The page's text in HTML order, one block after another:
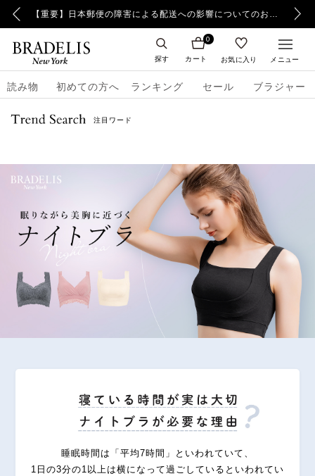
【重要】日本郵便の障害による配送への影響についてのお詫び 【重要】令和8年熊本地震の影響によるお荷物のお届け遅延について
読み物 初めての方へ ランキング セール ブラジャー
カート
0
お気に入り
探す メニュー
注目ワード
睡眠時間は「平均7時間」といわれていて、
1日の3分の1以上は横になって過ごしているといわれてい